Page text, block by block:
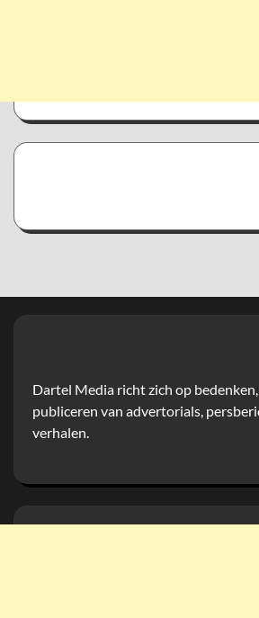
Dartel Media richt zich op
publiceren van advertorials,
verhalen.